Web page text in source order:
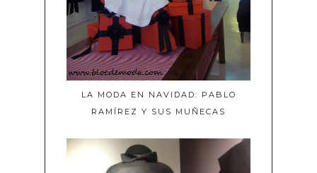
LA MODA EN NAVIDAD: PABLO
RAMÍREZ Y SUS MUÑECAS